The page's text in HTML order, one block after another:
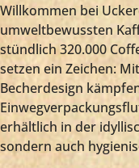
Willkommen bei
umweltbewussten
stündlich 320.000
setzen ein Zeichen:
Becherdesign
erhältlich in der
sondern auch